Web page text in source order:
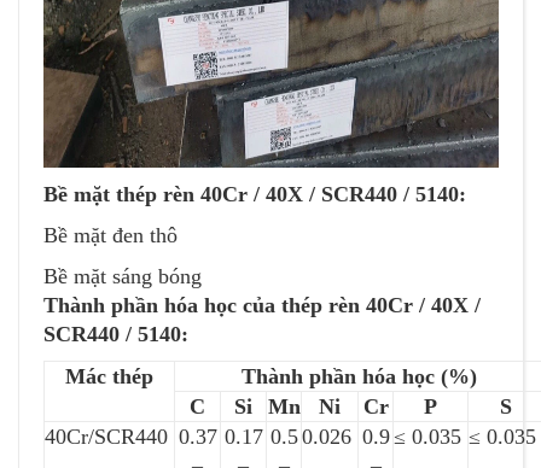
Bề mặt thép rèn 40Cr / 40X / SCR440 / 5140:
Bề mặt đen thô
Bề mặt sáng bóng
Thành phần hóa học của thép rèn 40Cr / 40X /
SCR440 / 5140:
Mác thép
Thành phần hóa học (%)
C
Si Mn Ni Cr P
S
40Cr/SCR440 0.37 0.17 0.50.026 0.9≤ 0.035 ≤ 0.035